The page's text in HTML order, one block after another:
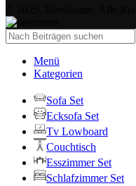
Menü
Kategorien
Sofa Set
Ecksofa Set
Tv Lowboard
Couchtisch
Esszimmer Set
Schlafzimmer Set